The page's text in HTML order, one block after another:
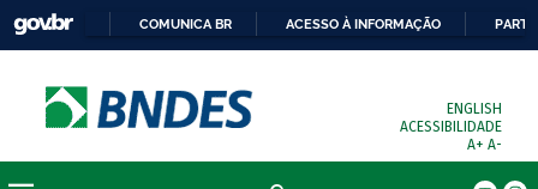
COMUNICA BR ACESSO À INFORMAÇÃO
ENGLISH
ACESSIBILIDADE
A+ A-